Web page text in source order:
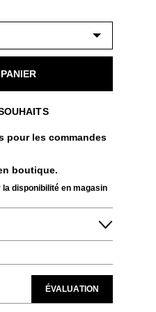
pour les commandes
boutique.
disponibilité en magasin
solde et enÉVALUATION